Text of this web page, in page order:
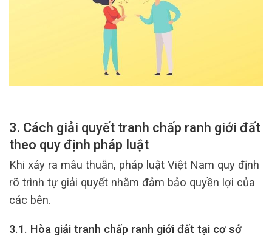
3. Cách giải quyết tranh chấp ranh giới đất
theo quy định pháp luật
Khi xảy ra mâu thuẫn, pháp luật Việt Nam quy định
rõ trình tự giải quyết nhằm đảm bảo quyền lợi của
các bên.
3.1. Hòa giải tranh chấp ranh giới đất tại cơ sở